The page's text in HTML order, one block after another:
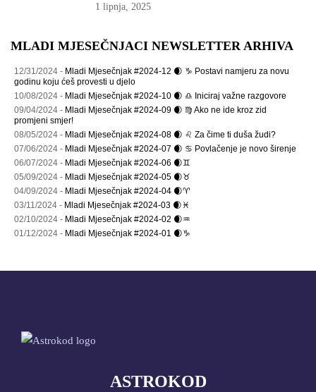
1 lipnja, 2025
MLADI MJESEČNJACI NEWSLETTER ARHIVA
12/31/2024 - Mladi Mjesečnjak #2024-12 🌒 ♑ Postavi namjeru za novu
godinu koju ćeš provesti u djelo
10/08/2024 - Mladi Mjesečnjak #2024-10 🌒 ♎ Iniciraj važne razgovore
09/04/2024 - Mladi Mjesečnjak #2024-09 🌒 ♍ Ako ne ide kroz zid
promjeni smjer!
08/05/2024 - Mladi Mjesečnjak #2024-08 🌒 ♌ Za čime ti duša žudi?
07/06/2024 - Mladi Mjesečnjak #2024-07 🌒 ♋ Povlačenje je novo širenje
06/07/2024 - Mladi Mjesečnjak #2024-06 🌒♊
05/09/2024 - Mladi Mjesečnjak #2024-05 🌒♉
04/09/2024 - Mladi Mjesečnjak #2024-04 🌒♈
03/11/2024 - Mladi Mjesečnjak #2024-03 🌒♓
02/10/2024 - Mladi Mjesečnjak #2024-02 🌒♒
01/12/2024 - Mladi Mjesečnjak #2024-01 🌒♑
ASTROKOD